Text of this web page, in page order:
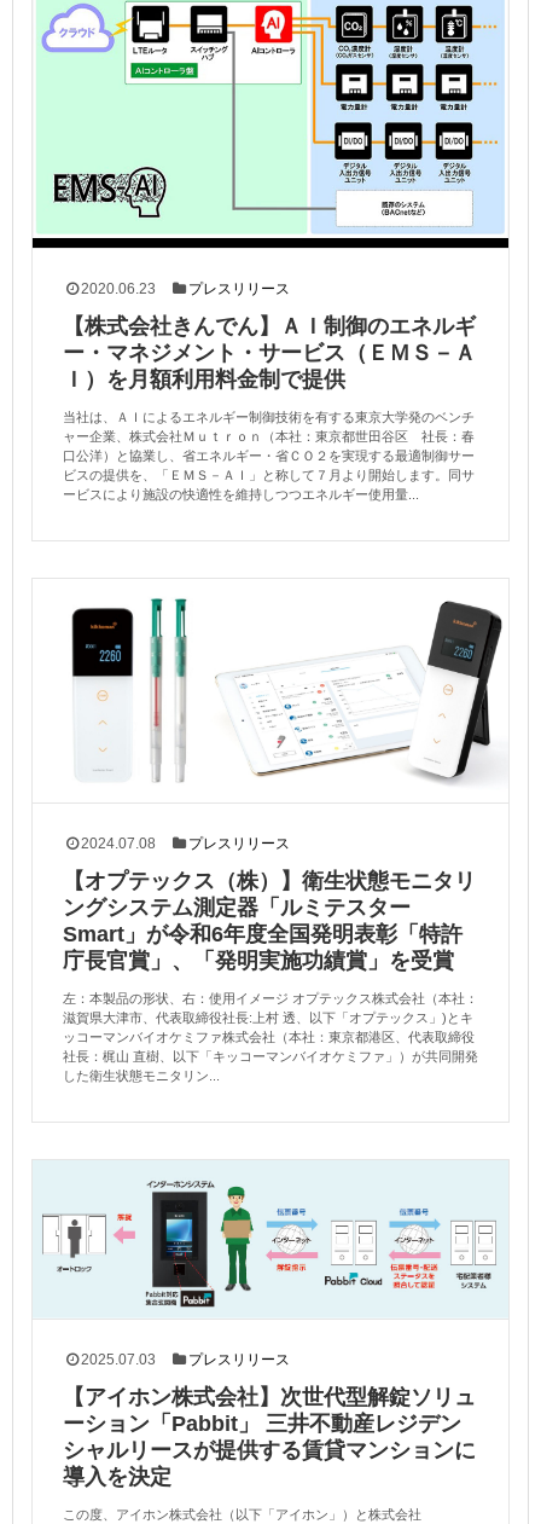
2020.06.23 プレスリリース
【株式会社きんでん】ＡＩ制御のエネルギ
ー・マネジメント・サービス（ＥＭＳ－Ａ
Ｉ）を月額利用料金制で提供
当社は、ＡＩによるエネルギー制御技術を有する東京大学発のベンチ
ャー企業、株式会社Ｍｕｔｒｏｎ（本社：東京都世田谷区 社長：春
口公洋）と協業し、省エネルギー・省ＣＯ２を実現する最適制御サー
ビスの提供を、「ＥＭＳ－ＡＩ」と称して７月より開始します。同サ
ービスにより施設の快適性を維持しつつエネルギー使用量...
2024.07.08 プレスリリース
【オプテックス（株）】衛生状態モニタリ
ングシステム測定器「ルミテスター
Smart」が令和6年度全国発明表彰「特許
庁長官賞」、「発明実施功績賞」を受賞
左：本製品の形状、右：使用イメージ オプテックス株式会社（本社：
滋賀県大津市、代表取締役社長:上村 透、以下「オプテックス」)とキ
ッコーマンバイオケミファ株式会社（本社：東京都港区、代表取締役
社長：梶山 直樹、以下「キッコーマンバイオケミファ」）が共同開発
した衛生状態モニタリン...
2025.07.03 プレスリリース
【アイホン株式会社】次世代型解錠ソリュ
ーション「Pabbit」 三井不動産レジデン
シャルリースが提供する賃貸マンションに
導入を決定
この度、アイホン株式会社（以下「アイホン」）と株式会社